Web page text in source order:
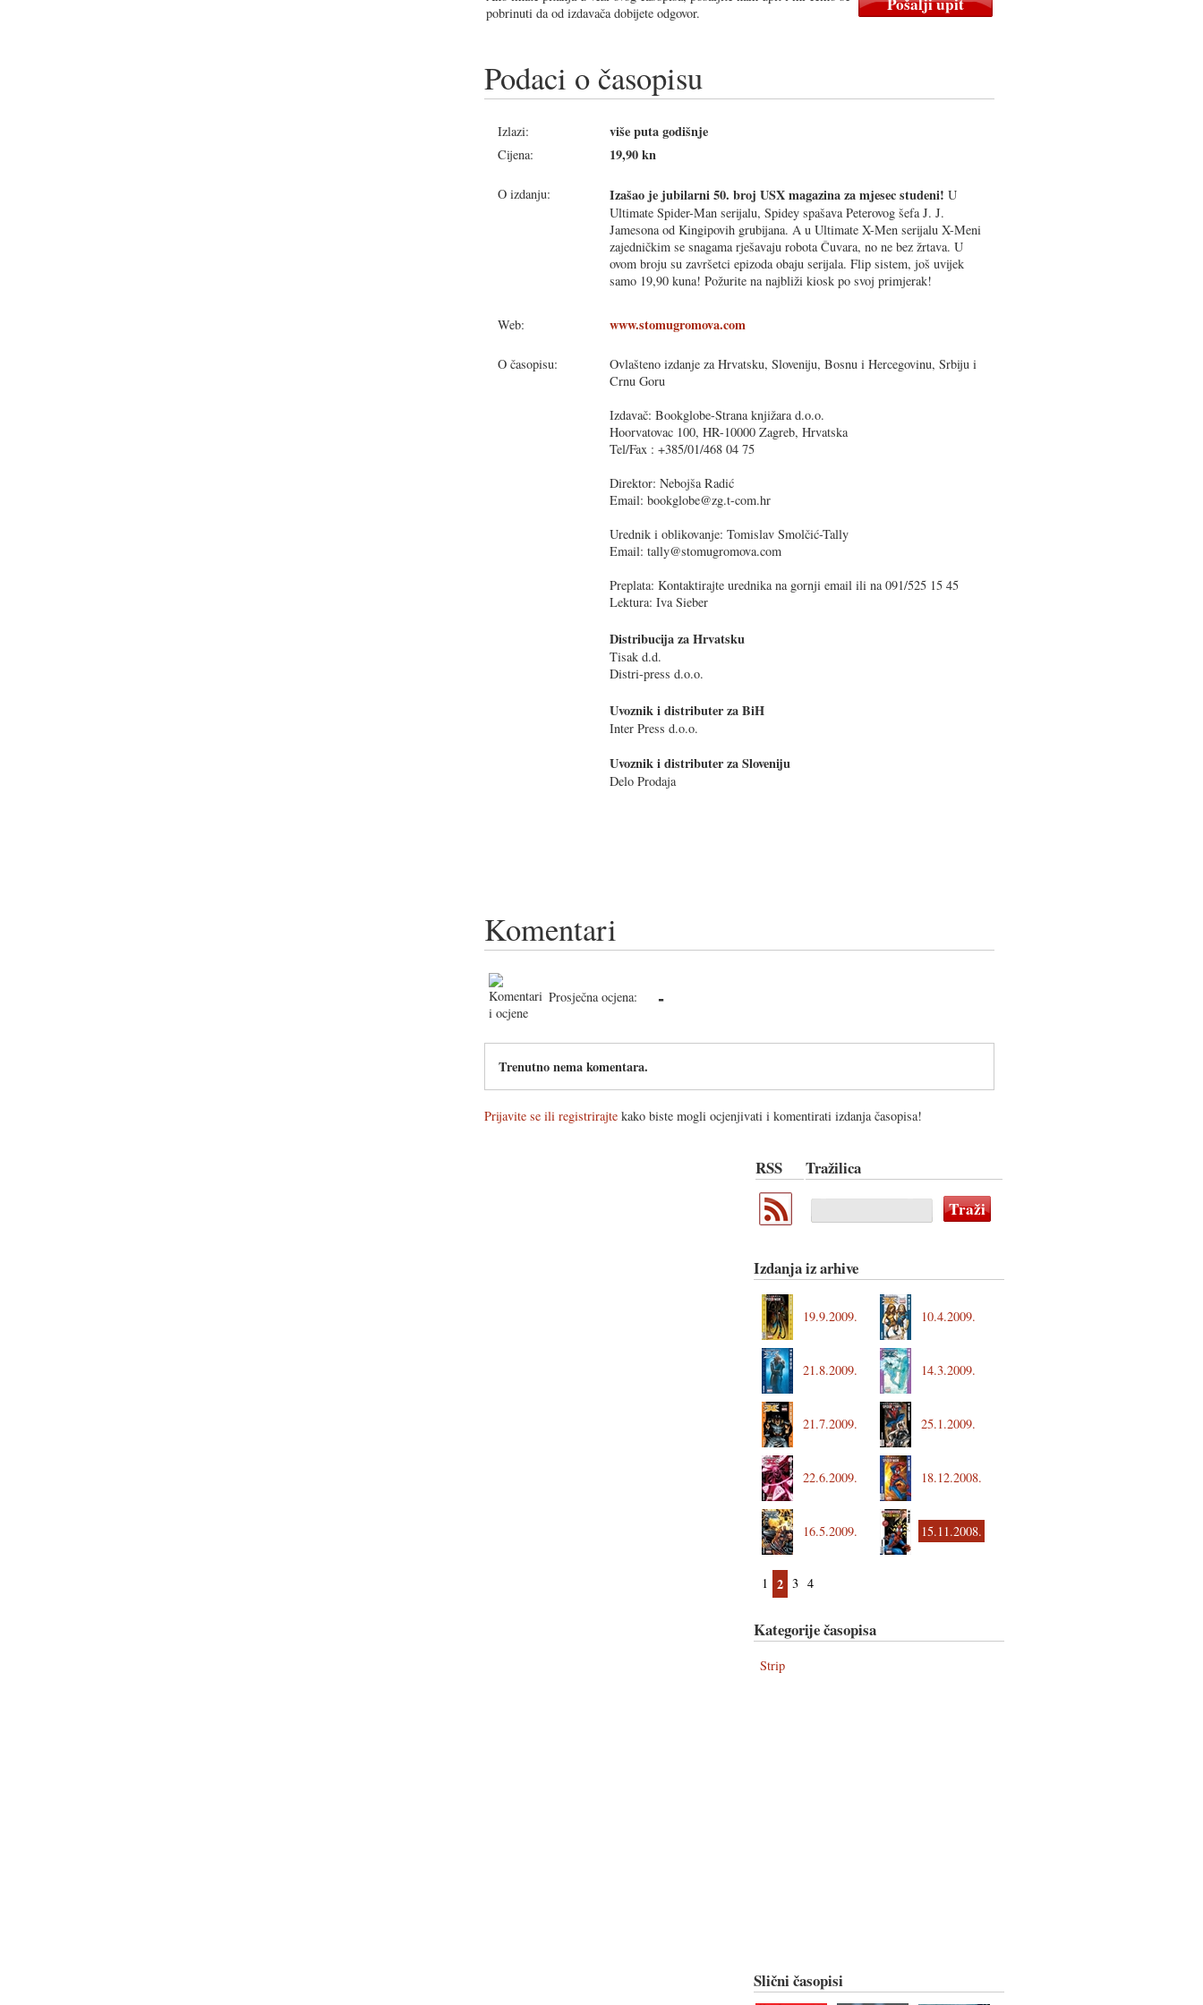
pobrinuti da od izdavača dobijete odgovor.
Podaci o časopisu
Izlazi: više puta godišnje
Cijena: 19,90 kn
O izdanju: Izašao je jubilarni 50. broj USX magazina za mjesec studeni! U
Ultimate Spider-Man serijalu, Spidey spašava Peterovog šefa J. J.
Jamesona od Kingipovih grubijana. A u Ultimate X-Men serijalu X-Meni
zajedničkim se snagama rješavaju robota Čuvara, no ne bez žrtava. U
ovom broju su završetci epizoda obaju serijala. Flip sistem, još uvijek
samo 19,90 kuna! Požurite na najbliži kiosk po svoj primjerak!
Web: www.stomugromova.com
O časopisu:
Ovlašteno izdanje za Hrvatsku, Sloveniju, Bosnu i Hercegovinu, Srbiju i
Crnu Goru
Izdavač: Bookglobe-Strana knjižara d.o.o.
Hoorvatovac 100, HR-10000 Zagreb, Hrvatska
Tel/Fax : +385/01/468 04 75
Direktor: Nebojša Radić
Email: bookglobe@zg.t-com.hr
Urednik i oblikovanje: Tomislav Smolčić-Tally
Email: tally@stomugromova.com
Preplata: Kontaktirajte urednika na gornji email ili na 091/525 15 45
Lektura: Iva Sieber
Distribucija za Hrvatsku
Tisak d.d.
Distri-press d.o.o.
Uvoznik i distributer za BiH
Inter Press d.o.o.
Uvoznik i distributer za Sloveniju
Delo Prodaja
Komentari
Prosječna ocjena: -
Trenutno nema komentara.
Prijavite se ili registrirajte kako biste mogli ocjenjivati i komentirati izdanja časopisa!
RSS Tražilica
Izdanja iz arhive
19.9.2009. 10.4.2009.
21.8.2009. 14.3.2009.
21.7.2009. 25.1.2009.
22.6.2009. 18.12.2008.
16.5.2009. 15.11.2008.
1 2 3 4
Kategorije časopisa
Strip
Slični časopisi